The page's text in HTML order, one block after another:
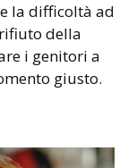
la difficoltà ad
della
i genitori a
giusto.